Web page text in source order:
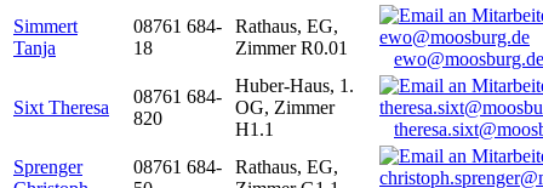
Simmert
Tanja
08761 684-
18
Rathaus, EG,
Zimmer R0.01
ewo@moosburg.de
Sixt Theresa
08761 684-
820
Huber-Haus, 1.
OG, Zimmer
H1.1
Sprenger
08761 684-
Rathaus, EG,